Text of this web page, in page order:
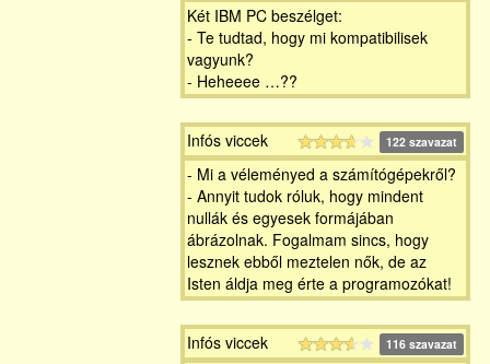
Két IBM PC beszélget:
- Te tudtad, hogy mi kompatibilisek
vagyunk?
- Heheeee …??
Infós viccek 122 szavazat
- Mi a véleményed a számítógépekről?
- Annyit tudok róluk, hogy mindent
nullák és egyesek formájában
ábrázolnak. Fogalmam sincs, hogy
lesznek ebből meztelen nők, de az
Isten áldja meg érte a programozókat!
Infós viccek 116 szavazat